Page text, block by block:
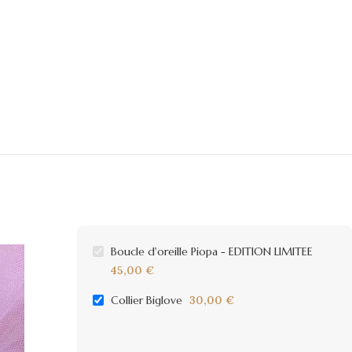
Boucle d'oreille Piopa - EDITION LIMITEE
45,00 €
Collier Biglove 30,00 €